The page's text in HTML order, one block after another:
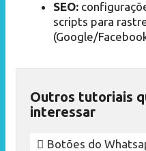
SEO:
scripts para
(Google/
Outros tutoriais
interessar
Botões do